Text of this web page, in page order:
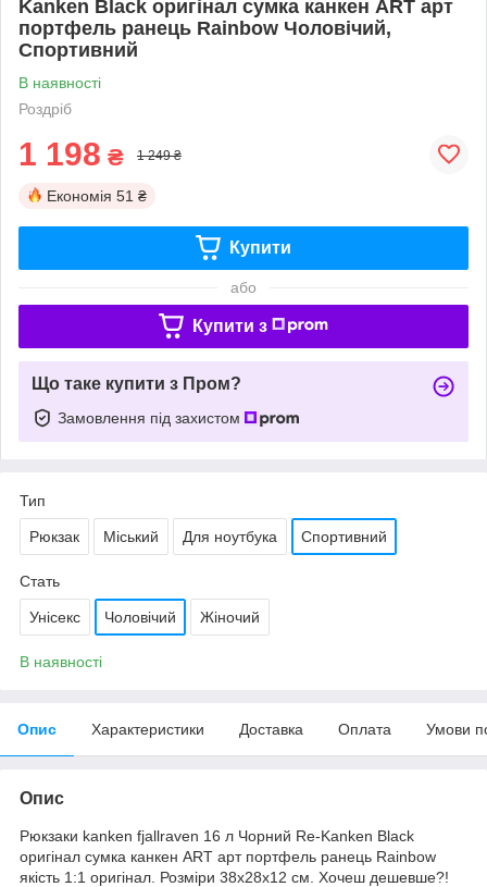
Kanken Black оригінал сумка канкен ART арт
портфель ранець Rainbow Чоловічий,
Спортивний
В наявності
Роздріб
1 198 ₴ 1 249 ₴
Економія 51 ₴
Купити
або
Купити з
Що таке купити з Пром?
Замовлення під захистом
Тип
Рюкзак Міський Для ноутбука Спортивний
Стать
Унісекс Чоловічий Жіночий
В наявності
Опис Характеристики Доставка Оплата Умови
Опис
Рюкзаки kanken fjallraven 16 л Чорний Re-Kanken Black
оригінал сумка канкен ART арт портфель ранець Rainbow
якість 1:1 оригінал. Розміри 38х28х12 см. Хочеш дешевше?!